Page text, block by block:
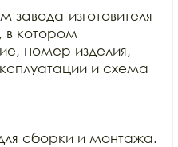
изготовителя
в котором
номер изделия,
и схема
сборки и монтажа.